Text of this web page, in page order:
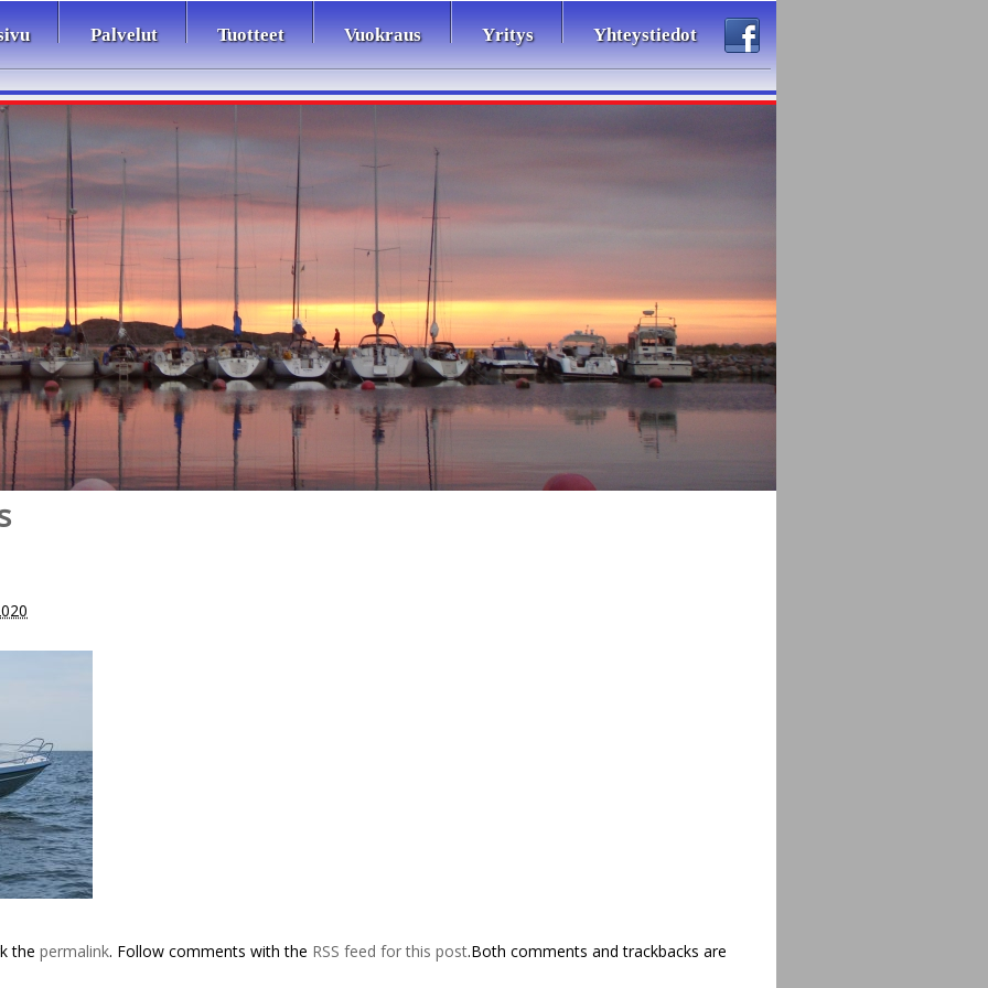
Palvelut Tuotteet Vuokraus Yritys Yhteystiedot
the permalink. Follow comments with the RSS feed for this post.Both comments and trackbacks are